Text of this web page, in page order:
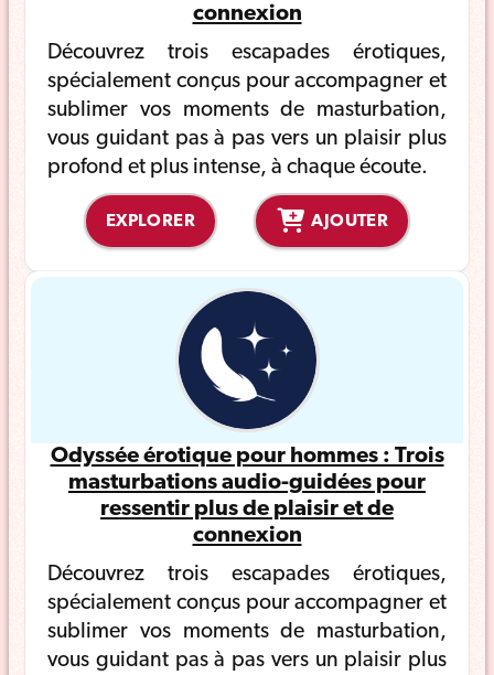
connexion
Découvrez trois escapades érotiques,
spécialement conçus pour accompagner et
sublimer vos moments de masturbation,
vous guidant pas à pas vers un plaisir plus
profond et plus intense, à chaque écoute.
EXPLORER AJOUTER
Odyssée érotique pour hommes : Trois
masturbations audio-guidées pour
ressentir plus de plaisir et de
connexion
Découvrez trois escapades érotiques,
spécialement conçus pour accompagner et
sublimer vos moments de masturbation,
vous guidant pas à pas vers un plaisir plus